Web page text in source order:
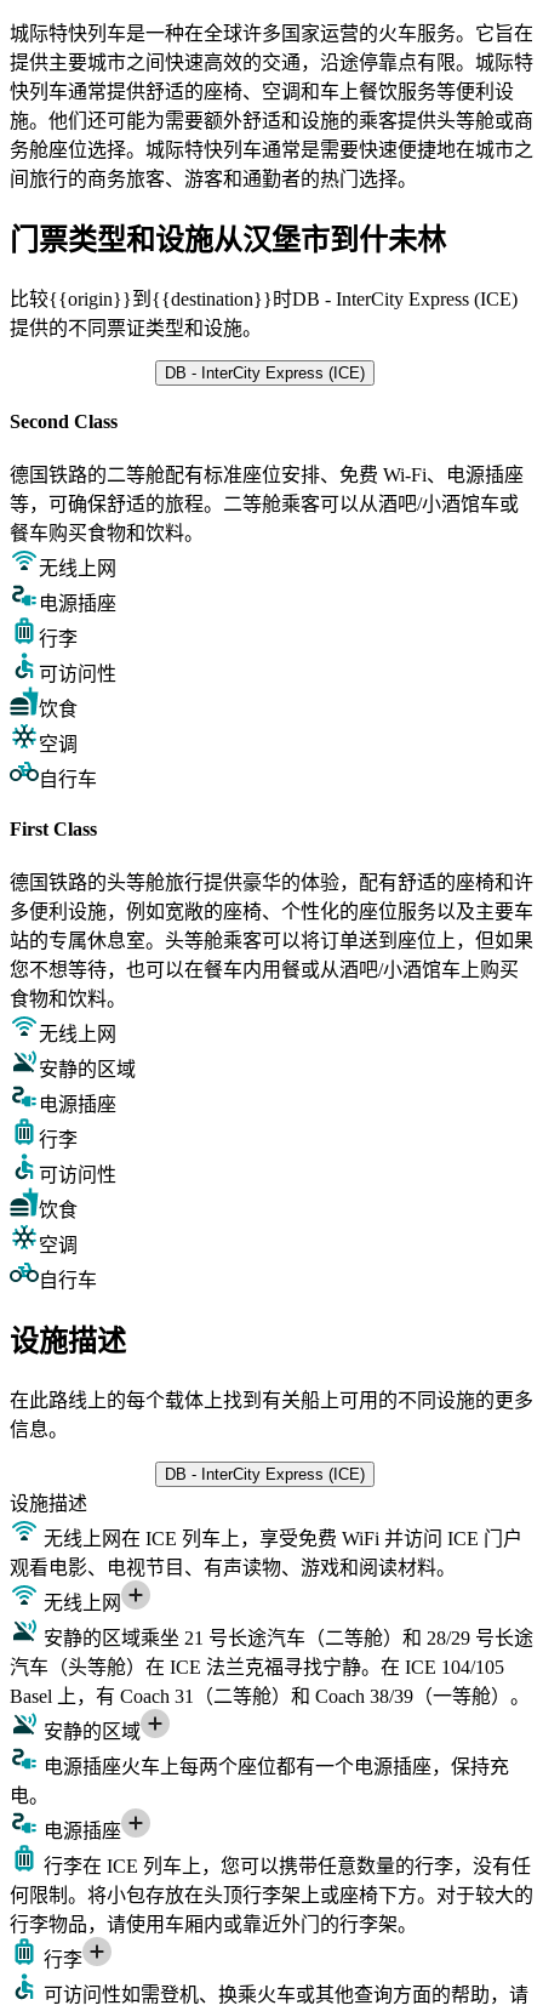
城际特快列车是一种在全球许多国家运营的火车服务。它旨在
提供主要城市之间快速高效的交通，沿途停靠点有限。城际特
快列车通常提供舒适的座椅、空调和车上餐饮服务等便利设
施。他们还可能为需要额外舒适和设施的乘客提供头等舱或商
务舱座位选择。城际特快列车通常是需要快速便捷地在城市之
间旅行的商务旅客、游客和通勤者的热门选择。
门票类型和设施从汉堡市到什未林
比较{{origin}}到{{destination}}时DB - InterCity Express (ICE)
提供的不同票证类型和设施。
DB - InterCity Express (ICE)
Second Class
德国铁路的二等舱配有标准座位安排、免费 Wi-Fi、电源插座
等，可确保舒适的旅程。二等舱乘客可以从酒吧/小酒馆车或
餐车购买食物和饮料。
无线上网
电源插座
行李
可访问性
饮食
空调
自行车
First Class
德国铁路的头等舱旅行提供豪华的体验，配有舒适的座椅和许
多便利设施，例如宽敞的座椅、个性化的座位服务以及主要车
站的专属休息室。头等舱乘客可以将订单送到座位上，但如果
您不想等待，也可以在餐车内用餐或从酒吧/小酒馆车上购买
食物和饮料。
无线上网
安静的区域
电源插座
行李
可访问性
饮食
空调
自行车
设施描述
在此路线上的每个载体上找到有关船上可用的不同设施的更多
信息。
DB - InterCity Express (ICE)
设施描述
无线上网在 ICE 列车上，享受免费 WiFi 并访问 ICE 门户
观看电影、电视节目、有声读物、游戏和阅读材料。
无线上网
安静的区域乘坐 21 号长途汽车（二等舱）和 28/29 号长途
汽车（头等舱）在 ICE 法兰克福寻找宁静。在 ICE 104/105
Basel 上，有 Coach 31（二等舱）和 Coach 38/39（一等舱）。
安静的区域
电源插座火车上每两个座位都有一个电源插座，保持充
电。
电源插座
行李在 ICE 列车上，您可以携带任意数量的行李，没有任
何限制。将小包存放在头顶行李架上或座椅下方。对于较大的
行李物品，请使用车厢内或靠近外门的行李架。
行李
可访问性如需登机、换乘火车或其他查询方面的帮助，请